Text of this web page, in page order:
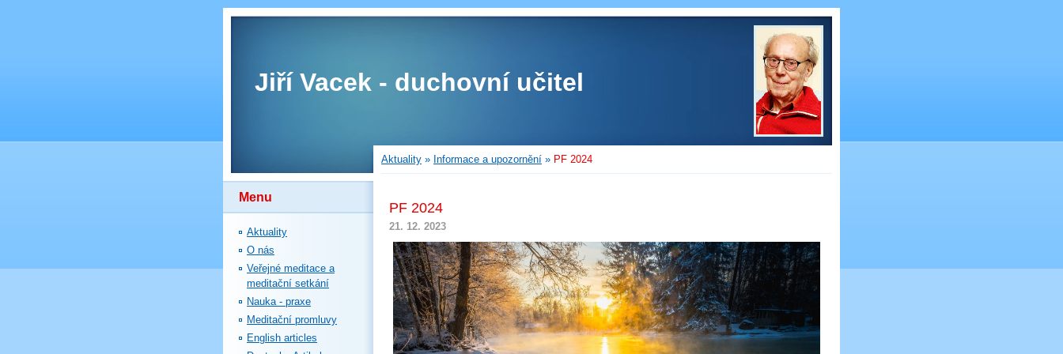
Jiří Vacek - duchovní učitel
Menu
Aktuality
O nás
Veřejné meditace a
meditační setkání
Nauka - praxe
Meditační promluvy
English articles
Aktuality » Informace a upozornění » PF 2024
PF 2024
21. 12. 2023